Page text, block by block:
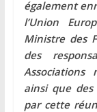
également
l’Union
Ministre des
des
ainsi que des
par cette